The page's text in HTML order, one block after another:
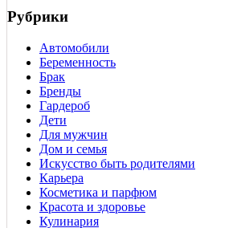
Рубрики
Автомобили
Беременность
Брак
Бренды
Гардероб
Дети
Для мужчин
Дом и семья
Искусство быть родителями
Карьера
Косметика и парфюм
Красота и здоровье
Кулинария